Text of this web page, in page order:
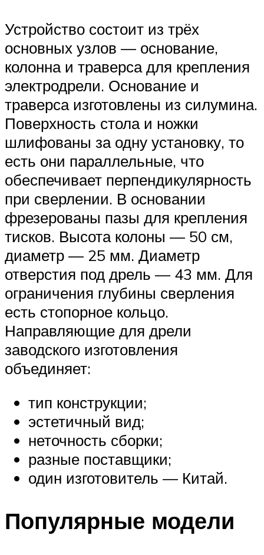
Устройство состоит из трёх
основных узлов — основание,
колонна и траверса для крепления
электродрели. Основание и
траверса изготовлены из силумина.
Поверхность стола и ножки
шлифованы за одну установку, то
есть они параллельные, что
обеспечивает перпендикулярность
при сверлении. В основании
фрезерованы пазы для крепления
тисков. Высота колоны — 50 см,
диаметр — 25 мм. Диаметр
отверстия под дрель — 43 мм. Для
ограничения глубины сверления
есть стопорное кольцо.
Направляющие для дрели
заводского изготовления
объединяет:
тип конструкции;
эстетичный вид;
неточность сборки;
разные поставщики;
один изготовитель — Китай.
Популярные модели